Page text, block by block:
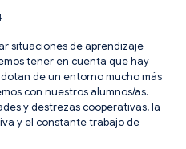
situaciones de aprendizaje
tener en cuenta que hay
de un entorno mucho más
con nuestros alumnos/as.
y destrezas cooperativas, la
y el constante trabajo de